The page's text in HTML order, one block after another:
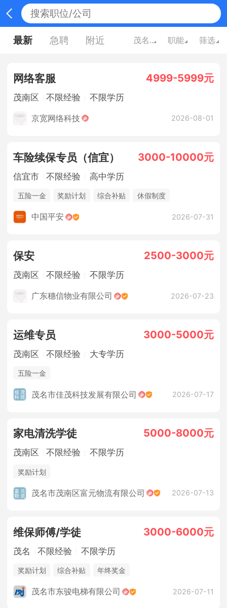
最新 急聘 附近 茂名广东 职能 筛选
网络客服 4999-5999元
茂南区 不限经验 不限学历
京宽网络科技 2026-08-01
车险续保专员（信宜） 3000-10000元
信宜市 不限经验 高中学历
五险一金 奖励计划 综合补贴
休假制度
法定节假日
中国平安 2026-07-31
保安 2500-3000元
茂南区 不限经验 不限学历
广东穗信物业有限公司 2026-07-23
运维专员 3000-5000元
茂南区 不限经验 大专学历
五险一金
茂名市佳茂科技发展有限公司 2026-07-17
家电清洗学徒 5000-8000元
茂南区 不限经验 不限学历
奖励计划
茂名市茂南区富元物流有限公司 2026-07-13
维保师傅/学徒 3000-6000元
茂名 不限经验 不限学历
奖励计划 综合补贴 年终奖金
茂名市东骏电梯有限公司 2026-07-11